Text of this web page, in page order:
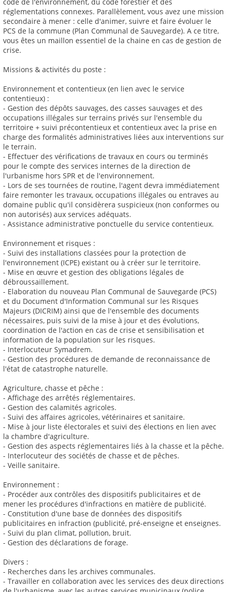
réglementations connexes. Parallèlement, vous avez une mission
secondaire à mener : celle d'animer, suivre et faire évoluer le
PCS de la commune (Plan Communal de Sauvegarde). A ce titre,
vous êtes un maillon essentiel de la chaine en cas de gestion de
crise.
Missions & activités du poste :
Environnement et contentieux (en lien avec le service
contentieux) :
- Gestion des dépôts sauvages, des casses sauvages et des
occupations illégales sur terrains privés sur l'ensemble du
territoire + suivi précontentieux et contentieux avec la prise en
charge des formalités administratives liées aux interventions sur
le terrain.
- Effectuer des vérifications de travaux en cours ou terminés
pour le compte des services internes de la direction de
l'urbanisme hors SPR et de l'environnement.
- Lors de ses tournées de routine, l'agent devra immédiatement
faire remonter les travaux, occupations illégales ou entraves au
domaine public qu'il considèrera suspicieux (non conformes ou
non autorisés) aux services adéquats.
- Assistance administrative ponctuelle du service contentieux.
Environnement et risques :
- Suivi des installations classées pour la protection de
l'environnement (ICPE) existant ou à créer sur le territoire.
- Mise en œuvre et gestion des obligations légales de
débroussaillement.
- Elaboration du nouveau Plan Communal de Sauvegarde (PCS)
et du Document d'Information Communal sur les Risques
Majeurs (DICRIM) ainsi que de l'ensemble des documents
nécessaires, puis suivi de la mise à jour et des évolutions,
coordination de l'action en cas de crise et sensibilisation et
information de la population sur les risques.
- Interlocuteur Symadrem.
- Gestion des procédures de demande de reconnaissance de
l'état de catastrophe naturelle.
Agriculture, chasse et pêche :
- Affichage des arrêtés réglementaires.
- Gestion des calamités agricoles.
- Suivi des affaires agricoles, vétérinaires et sanitaire.
- Mise à jour liste électorales et suivi des élections en lien avec
la chambre d'agriculture.
- Gestion des aspects réglementaires liés à la chasse et la pêche.
- Interlocuteur des sociétés de chasse et de pêches.
- Veille sanitaire.
Environnement :
- Procéder aux contrôles des dispositifs publicitaires et de
mener les procédures d'infractions en matière de publicité.
- Constitution d'une base de données des dispositifs
publicitaires en infraction (publicité, pré-enseigne et enseignes.
- Suivi du plan climat, pollution, bruit.
- Gestion des déclarations de forage.
Divers :
- Recherches dans les archives communales.
- Travailler en collaboration avec les services des deux directions